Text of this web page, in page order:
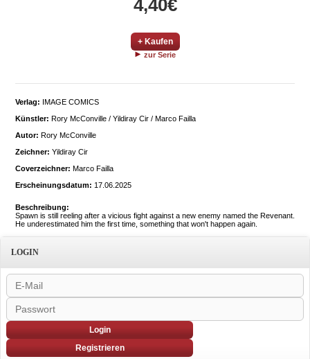
4,40€
+ Kaufen
zur Serie
Verlag: IMAGE COMICS
Künstler: Rory McConville / Yildiray Cir / Marco Failla
Autor: Rory McConville
Zeichner: Yildiray Cir
Coverzeichner: Marco Failla
Erscheinungsdatum: 17.06.2025
Beschreibung:
Spawn is still reeling after a vicious fight against a new enemy named the Revenant.
He underestimated him the first time, something that won't happen again.
LOGIN
Login
Registrieren